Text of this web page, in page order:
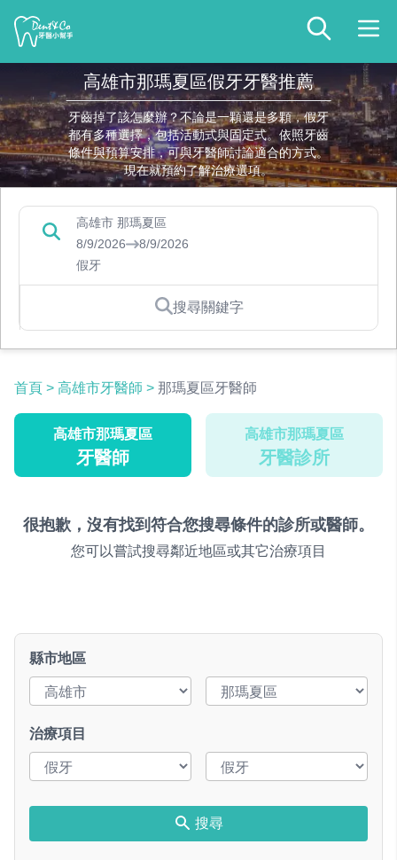
高雄市那瑪夏區假牙牙醫推薦
牙齒掉了該怎麼辦？不論是一顆還是多顆，假牙
都有多種選擇，包括活動式與固定式。依照牙齒
條件與預算安排，可與牙醫師討論適合的方式。
現在就預約了解治療選項。
高雄市 那瑪夏區
8/9/2026
8/9/2026
假牙
搜尋關鍵字
首頁 > 高雄市牙醫師 > 那瑪夏區牙醫師
高雄市那瑪夏區
牙醫師
高雄市那瑪夏區
牙醫診所
很抱歉，沒有找到符合您搜尋條件的診所或醫師。
您可以嘗試搜尋鄰近地區或其它治療項目
縣市地區
治療項目
搜尋